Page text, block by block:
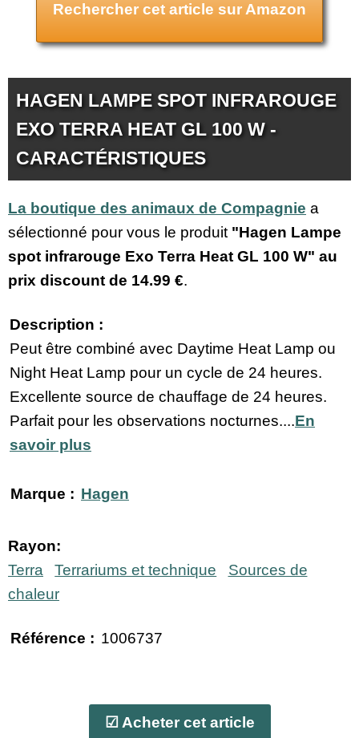
Rechercher cet article sur Amazon
HAGEN LAMPE SPOT INFRAROUGE
EXO TERRA HEAT GL 100 W -
CARACTÉRISTIQUES
La boutique des animaux de Compagnie a
sélectionné pour vous le produit "Hagen Lampe
spot infrarouge Exo Terra Heat GL 100 W" au
prix discount de 14.99 €.
Description :
Peut être combiné avec Daytime Heat Lamp ou
Night Heat Lamp pour un cycle de 24 heures.
Excellente source de chauffage de 24 heures.
Parfait pour les observations nocturnes....En
savoir plus
Marque : Hagen
Rayon:
Terra
Terrariums et technique
Sources de
chaleur
Référence : 1006737
☑ Acheter cet article